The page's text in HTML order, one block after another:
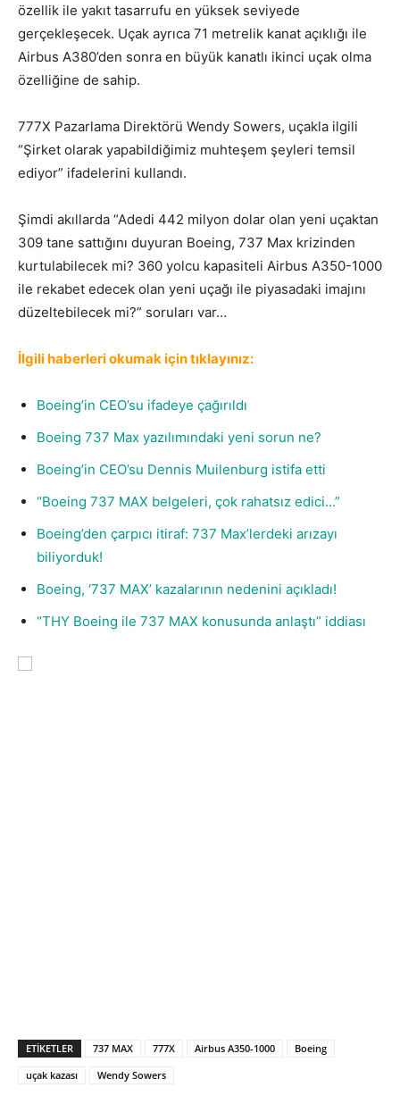
özellik ile yakıt tasarrufu en yüksek seviyede
gerçekleşecek. Uçak ayrıca 71 metrelik kanat açıklığı ile
Airbus A380’den sonra en büyük kanatlı ikinci uçak olma
özelliğine de sahip.
777X Pazarlama Direktörü Wendy Sowers, uçakla ilgili
“Şirket olarak yapabildiğimiz muhteşem şeyleri temsil
ediyor” ifadelerini kullandı.
Şimdi akıllarda “Adedi 442 milyon dolar olan yeni uçaktan
309 tane sattığını duyuran Boeing, 737 Max krizinden
kurtulabilecek mi? 360 yolcu kapasiteli Airbus A350-1000
ile rekabet edecek olan yeni uçağı ile piyasadaki imajını
düzeltebilecek mi?” soruları var…
İlgili haberleri okumak için tıklayınız:
Boeing’in CEO’su ifadeye çağırıldı
Boeing 737 Max yazılımındaki yeni sorun ne?
Boeing’in CEO’su Dennis Muilenburg istifa etti
“Boeing 737 MAX belgeleri, çok rahatsız edici…”
Boeing’den çarpıcı itiraf: 737 Max’lerdeki arızayı
biliyorduk!
Boeing, ‘737 MAX’ kazalarının nedenini açıkladı!
“THY Boeing ile 737 MAX konusunda anlaştı” iddiası
ETIKETLER 737 MAX 777X Airbus A350-1000
Boeing
uçak kazası
Wendy Sowers